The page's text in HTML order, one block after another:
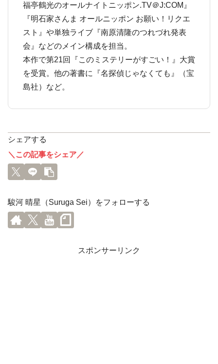
福亭鶴光のオールナイトニッポン.TV＠J:COM』
『明石家さんま オールニッポン お願い！リクエ
スト』や単独ライブ『南原清隆のつれづれ発表
会』などのメイン構成を担当。
本作で第21回『このミステリーがすごい！』大賞
を受賞。他の著書に『名探偵じゃなくても』（宝
島社）など。
シェアする
＼この記事をシェア／
駿河 晴星（Suruga Sei）をフォローする
スポンサーリンク